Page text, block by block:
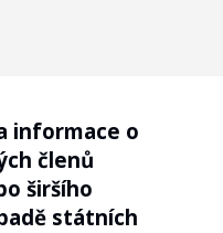
informace o
členů
širšího
státních